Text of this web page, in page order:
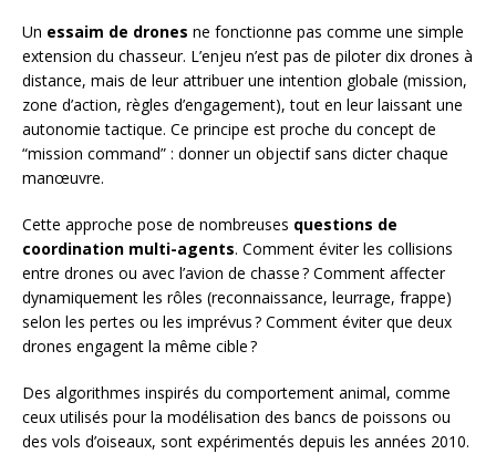
Un essaim de drones ne fonctionne pas comme une simple
extension du chasseur. L’enjeu n’est pas de piloter dix drones à
distance, mais de leur attribuer une intention globale (mission,
zone d’action, règles d’engagement), tout en leur laissant une
autonomie tactique. Ce principe est proche du concept de
“mission command” : donner un objectif sans dicter chaque
manœuvre.
Cette approche pose de nombreuses questions de
coordination multi-agents. Comment éviter les collisions
entre drones ou avec l’avion de chasse ? Comment affecter
dynamiquement les rôles (reconnaissance, leurrage, frappe)
selon les pertes ou les imprévus ? Comment éviter que deux
drones engagent la même cible ?
Des algorithmes inspirés du comportement animal, comme
ceux utilisés pour la modélisation des bancs de poissons ou
des vols d’oiseaux, sont expérimentés depuis les années 2010.